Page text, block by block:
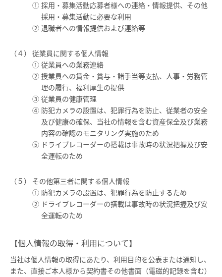
採用・募集活動応募者様への連絡・情報提供、その他
採用・募集活動に必要な利用
退職者への情報提供および連絡等
従業員に関する個人情報
従業員への業務連絡
授業員への賃金・賞与・諸手当等支払、人事・労務管
理の履行、福利厚生の提供
従業員の健康管理
防犯カメラの設置は、犯罪行為を防止、従業者の安全
及び健康の確保、当社の情報を含む資産保全及び業務
内容の確認のモニタリング実施のため
ドライブレコーダーの搭載は事故時の状況把握及び安
全運転のため
その他第三者に関する個人情報
防犯カメラの設置は、犯罪行為を防止するため
ドライブレコーダーの搭載は事故時の状況把握及び安
全運転のため
【個人情報の取得・利用について】
当社は個人情報の取得にあたり、利用目的を公表または通知し、
また、直接ご本人様から契約書その他書面（電磁的記録を含む）